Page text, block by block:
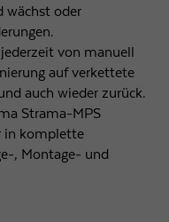
wächst oder
von manuell
auf verkettete
auch wieder zurück.
Strama-MPS
in komplette
, Montage- und
des Benutzers
Domäne